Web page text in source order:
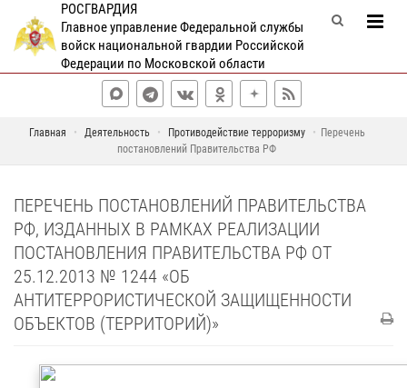
РОСГВАРДИЯ
Главное управление Федеральной службы
войск национальной гвардии Российской
Федерации по Московской области
Главная Деятельность Противодействие терроризму
Перечень
постановлений Правительства РФ
ПЕРЕЧЕНЬ ПОСТАНОВЛЕНИЙ ПРАВИТЕЛЬСТВА
РФ, ИЗДАННЫХ В РАМКАХ РЕАЛИЗАЦИИ
ПОСТАНОВЛЕНИЯ ПРАВИТЕЛЬСТВА РФ ОТ
25.12.2013 № 1244 «ОБ
АНТИТЕРРОРИСТИЧЕСКОЙ ЗАЩИЩЕННОСТИ
ОБЪЕКТОВ (ТЕРРИТОРИЙ)»